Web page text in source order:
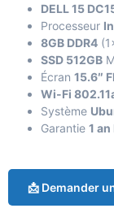
DELL 15
Processeur
8GB DDR4
SSD 512GB
Écran 15.6″
Wi-Fi
Système
Garantie 1
📩 Demander